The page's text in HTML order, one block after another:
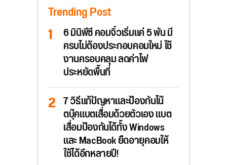
Trending Post
6 มินิพีซี คอมจิ๋วเริ่มแค่ 5 พัน มี
ครบไม่ต้องประกอบคอมใหม่ ใช้
งานครอบคลุม ลดค่าไฟ
ประหยัดพื้นที่
7 วิธีแก้ปัญหาและป้องกันโน๊
ตบุ๊คแบตเสื่อมด้วยตัวเอง แบต
เสื่อมป้องกันได้ทั้ง Windows
และ MacBook ยืดอายุคอมให้
ใช้ได้อีกหลายปี!